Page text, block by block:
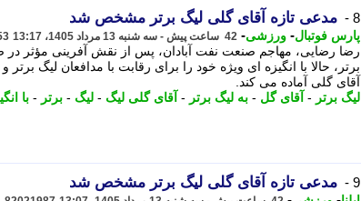
8 - مدعی تازه آقای گلی لیگ برتر مشخص شد
پارس فوتبال- ورزشی- 42 ساعت پیش - سه شنبه 13 مرداد 1405، 13:17
رضا رضایی، مهاجم صنعت نفت آبادان، پس از نقش آفرینی مؤثر در
برتر، حالا با انگیزه ای ویژه خود را برای رقابت با مدافعان لیگ
آقای گلی آماده می کند.
لیگ برتر - آقای گل - به لیگ برتر - آقای گلی لیگ - لیگ - برتر - با
9 - مدعی تازه آقای گلی لیگ برتر مشخص شد